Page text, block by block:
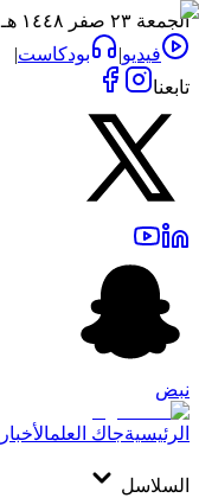
الجمعة ٢٣ صفر ١٤٤٨ هـ - ٠٧ أغسطس ٢٠٢٦
فيديو| بودكاست|
تابعنا
نبض
الرئيسيةجاك العلمالأخبار
السلاسل